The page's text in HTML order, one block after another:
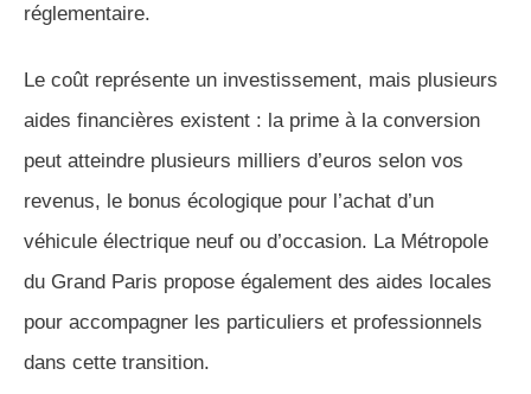
réglementaire.
Le coût représente un investissement, mais plusieurs
aides financières existent : la prime à la conversion
peut atteindre plusieurs milliers d’euros selon vos
revenus, le bonus écologique pour l’achat d’un
véhicule électrique neuf ou d’occasion. La Métropole
du Grand Paris propose également des aides locales
pour accompagner les particuliers et professionnels
dans cette transition.